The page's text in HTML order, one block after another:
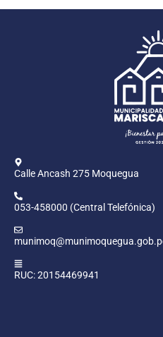
Calle Ancash 275 Moquegua
053-458000 (Central Telefónica)
RUC: 20154469941